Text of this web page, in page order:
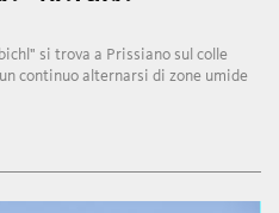
si trova a Prissiano sul colle
continuo alternarsi di zone umide